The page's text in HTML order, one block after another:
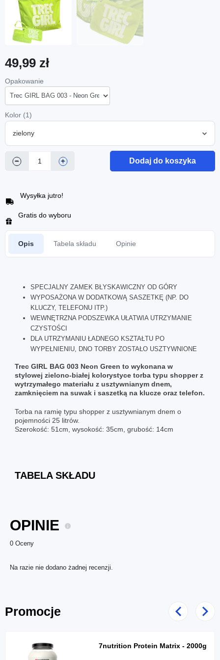
49,99 zł
Opakowanie
Kolor (1)
zielony
− + Dodaj do koszyka
Wysyłka jutro!
Gratis do wyboru
Opis Tabela składu Opinie
SPECJALNY ZAMEK BŁYSKAWICZNY OD GÓRY
WYPOSAŻONA W DODATKOWĄ SASZETKĘ (NP. DO
KLUCZY, TELEFONU ITP.)
WEWNĘTRZNA PODSZEWKA UŁATWIA UTRZYMANIE
CZYSTOŚCI
DLA UTRZYMANIU ŁADNEGO KSZTAŁTU PO
WYPEŁNIENIU, DNO TORBY ZOSTAŁO USZTYWNIONE
Trec GIRL BAG 003 Neon Green to wykonana w
stylowej zielono-białej kolorystyce torba typu shopper z
wytrzymałego materiału z usztywnianym dnem,
zamknięciem na suwak i saszetką na klucze oraz telefon.
Torba na ramię typu shopper z usztywnianym dnem o
pojemności 25 litrów.
Szerokość: 51cm, wysokość: 35cm, grubość: 14cm
TABELA SKŁADU
OPINIE
0 Oceny
Na razie nie dodano żadnej recenzji.
Promocje Poprzedni
7nutrition Protein Matrix - 2000g